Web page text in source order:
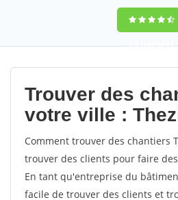
9,5(100%)43
votes
Trouver des
votre ville :
Comment trouver des chantiers
trouver des clients pour faire
En tant qu'entreprise du
facile de trouver des clients et